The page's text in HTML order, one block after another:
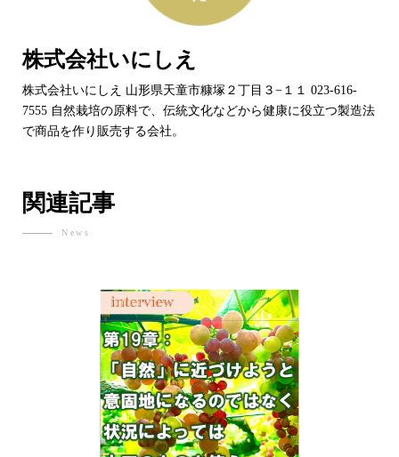
株式会社いにしえ
株式会社いにしえ 山形県天童市糠塚２丁目３−１１ 023-616-
7555 自然栽培の原料で、伝統文化などから健康に役立つ製造法
で商品を作り販売する会社。
関連記事
News